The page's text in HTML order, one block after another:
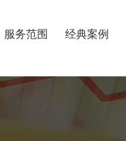
服务范围 经典案例